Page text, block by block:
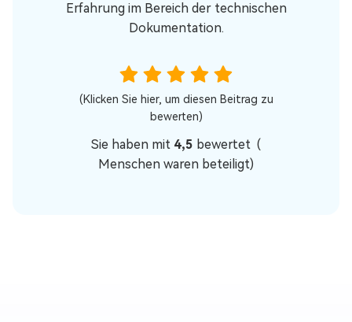
Erfahrung im Bereich der technischen
Dokumentation.
(Klicken Sie hier, um diesen Beitrag zu
bewerten)
Sie haben mit 4,5 bewertet (
Menschen waren beteiligt)